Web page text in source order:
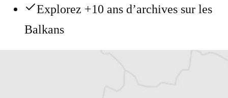
Explorez +10 ans d’archives sur les
Balkans